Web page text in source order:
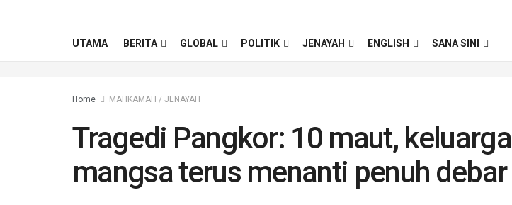
UTAMA BERITA GLOBAL POLITIK JENAYAH ENGLISH SANA SINI
Home MAHKAMAH / JENAYAH
Tragedi Pangkor: 10 maut, keluarga
mangsa terus menanti penuh debar